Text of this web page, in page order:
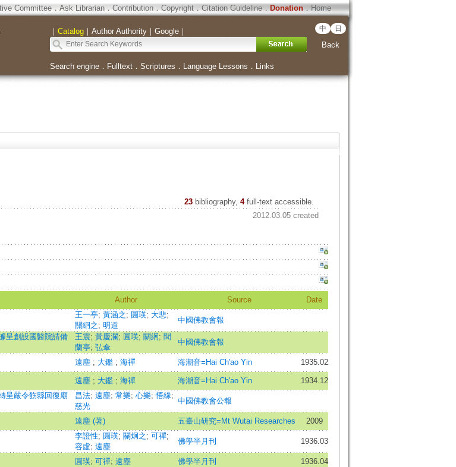
Committee．Ask Librarian．Contribution．Copyright．Citation Guideline．Donation．Home
｜ Catalog｜ Author Authority｜ Google｜ 中 日
Back
Search engine． Fulltext． Scriptures ． Language Lessons ． Links
23 bibliography, 4full-text accessible.
2012.03.05 created
Author Source Date
王一亭; 黃涵之 ; 圓瑛; 大悲;
關絅之 ; 明道
中國佛教會報
呈創設國醫院請備
王震; 黃慶瀾; 圓瑛; 關絅 ; 聞
蘭亭; 弘傘
中國佛教會報
遠塵 ; 大鑑 ; 海禪 海潮音=Hai Ch'ao Yin 1935.02
遠塵 ; 大鑑 ; 海禪 海潮音=Hai Ch'ao Yin
1934.12
呈嚴令飭縣回復廟
昌法; 遠塵; 常樂; 心樂;悟緣;
慈光
中國佛教會公報
遠塵 (著) 五臺山研究=Mt Wutai Researches 2009
李證性; 圓瑛; 關炯之 ; 可禪;
容虛; 遠塵
佛學半月刊 1936.03
圓瑛; 可禪; 遠塵 佛學半月刊 1936.04